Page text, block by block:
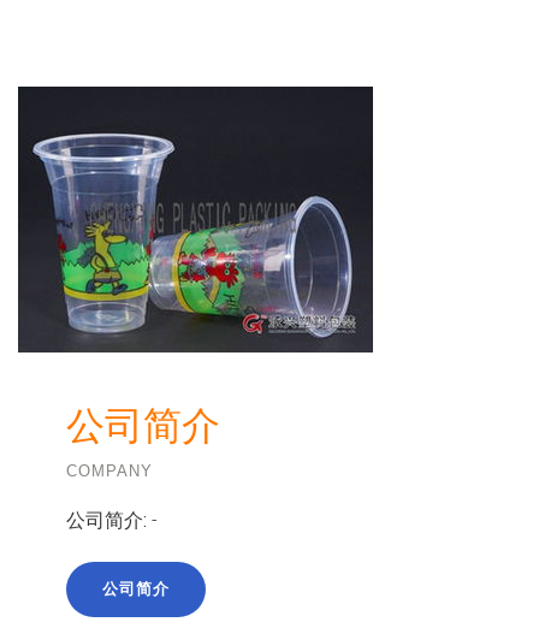
公司简介
COMPANY
公司简介: -
公司简介